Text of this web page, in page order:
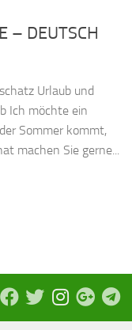
– DEUTSCH
Urlaub und
Ich möchte ein
Sommer kommt,
machen Sie gerne...